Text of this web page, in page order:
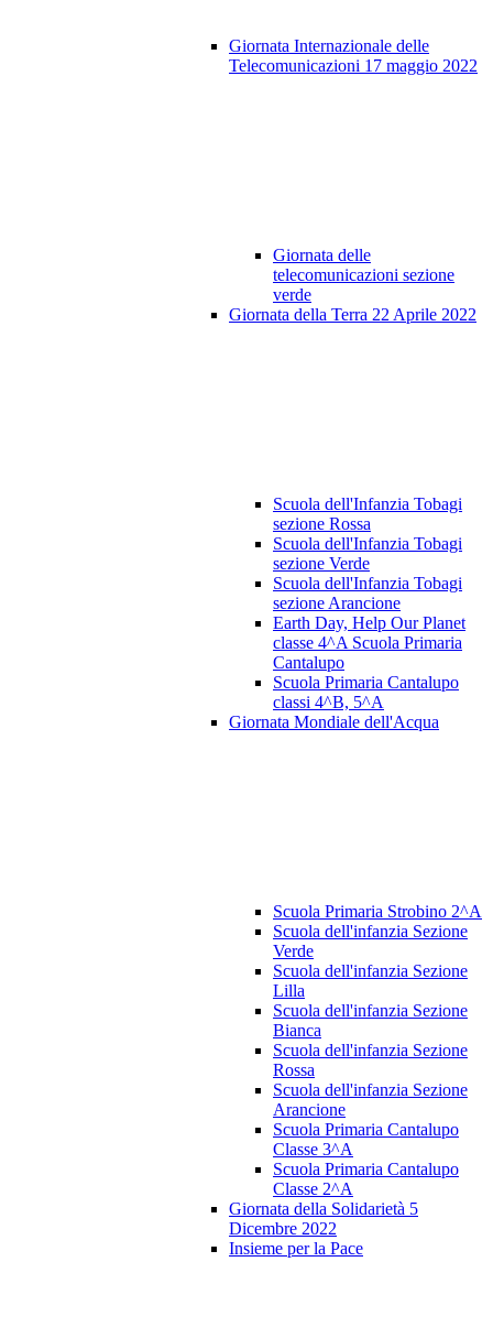
Giornata Internazionale delle
Telecomunicazioni 17 maggio 2022
Giornata delle
telecomunicazioni sezione
verde
Giornata della Terra 22 Aprile 2022
Scuola dell'Infanzia Tobagi
sezione Rossa
Scuola dell'Infanzia Tobagi
sezione Verde
Scuola dell'Infanzia Tobagi
sezione Arancione
Earth Day, Help Our Planet
classe 4^A Scuola Primaria
Cantalupo
Scuola Primaria Cantalupo
classi 4^B, 5^A
Giornata Mondiale dell'Acqua
Scuola Primaria Strobino 2^A
Scuola dell'infanzia Sezione
Verde
Scuola dell'infanzia Sezione
Lilla
Scuola dell'infanzia Sezione
Bianca
Scuola dell'infanzia Sezione
Rossa
Scuola dell'infanzia Sezione
Arancione
Scuola Primaria Cantalupo
Classe 3^A
Scuola Primaria Cantalupo
Classe 2^A
Giornata della Solidarietà 5
Dicembre 2022
Insieme per la Pace